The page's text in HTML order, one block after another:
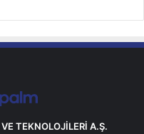
TEKNOLOJİLERİ A.Ş.